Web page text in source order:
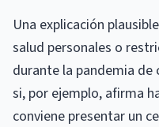
Una explicación
salud personales o
durante la pandemia de
si, por ejemplo, afirma
conviene presentar un